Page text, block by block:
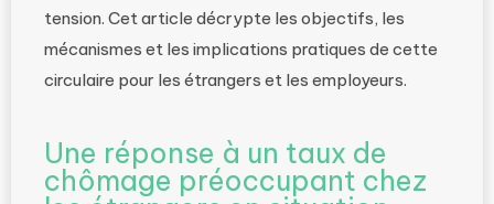
tension. Cet article décrypte les objectifs, les
mécanismes et les implications pratiques de cette
circulaire pour les étrangers et les employeurs.
Une réponse à un taux de
chômage préoccupant chez